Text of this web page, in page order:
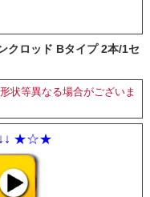
クロッド Bタイプ 2本/1セ
状等異なる場合がございま
↓↓ ★☆★